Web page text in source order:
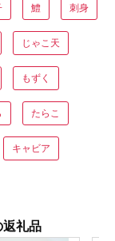
鱧 刺身
じゃこ天
もずく
たらこ
キャビア
返礼品